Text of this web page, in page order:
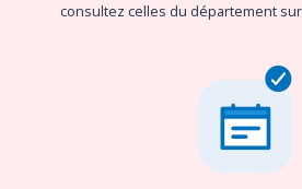
consultez celles du département